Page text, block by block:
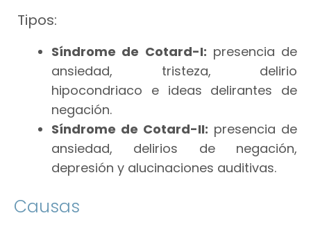
Tipos:
Síndrome de Cotard-I: presencia de
ansiedad, tristeza, delirio
hipocondriaco e ideas delirantes de
negación.
Síndrome de Cotard-II: presencia de
ansiedad, delirios de negación,
depresión y alucinaciones auditivas.
Causas